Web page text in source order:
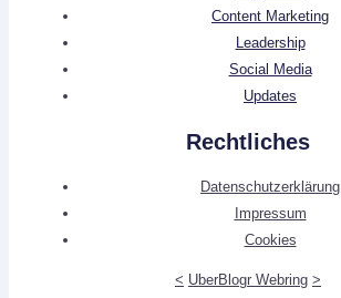
Content Marketing
Leadership
Social Media
Updates
Rechtliches
Datenschutzerklärung
Impressum
Cookies
< UberBlogr Webring >